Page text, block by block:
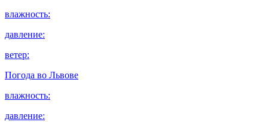
влажность:
давление:
ветер:
Погода во Львове
влажность:
давление: